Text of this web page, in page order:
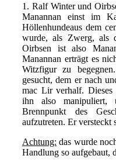
1. Ralf Winter und
Manannan einst im
Höllenhundeaus dem
wurde, als Zwerg, als
Oirbsen ist also
Manannan erträgt es
Witzfigur zu
gesucht, dem er nach
mac Lir verhalf.
ihn also
Brennpunkt des
aufzutreten. Er versteckt
Achtung: das wurde
Handlung so aufgebaut,